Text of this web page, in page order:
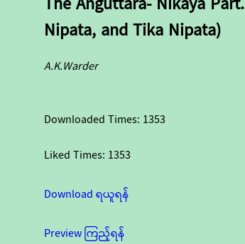
Nipata, and Tika Nipata)
A.K.Warder
Downloaded Times: 1353
Liked Times: 1353
Download ရယူရန်
Preview ကြည့်ရန်